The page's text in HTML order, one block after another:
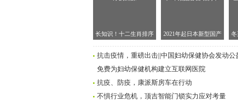
长知识！十二生肖排序
的渊源
2021年起日本新型国产
车须配备自动刹车
上
抗击疫情，重磅出击||中国妇幼保健协会发动公
免费为妇幼保健机构建立互联网医院
抗疫、防疫，康派斯房车在行动
不惧行业危机，顶吉智能门锁实力应对考量